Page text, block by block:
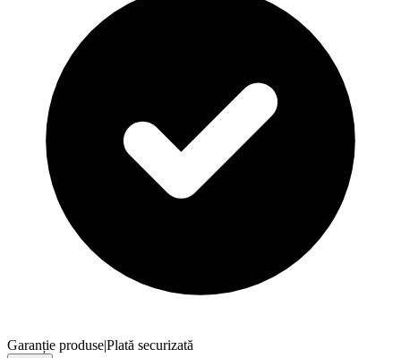
Garanție produse|Plată securizată